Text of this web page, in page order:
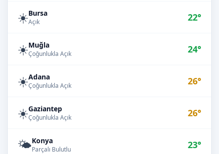
☀️Bursa
Açık 22°
☀️Muğla
Çoğunlukla Açık 24°
☀️Adana
Çoğunlukla Açık 26°
☀️Gaziantep
Çoğunlukla Açık 26°
🌤️Konya
Parçalı Bulutlu 23°